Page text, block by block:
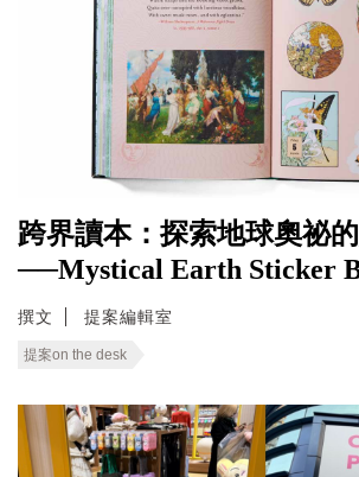
跨界讀本：探索地球奧祕
──Mystical Earth Sticker
撰文 提案編輯室
提案on the desk